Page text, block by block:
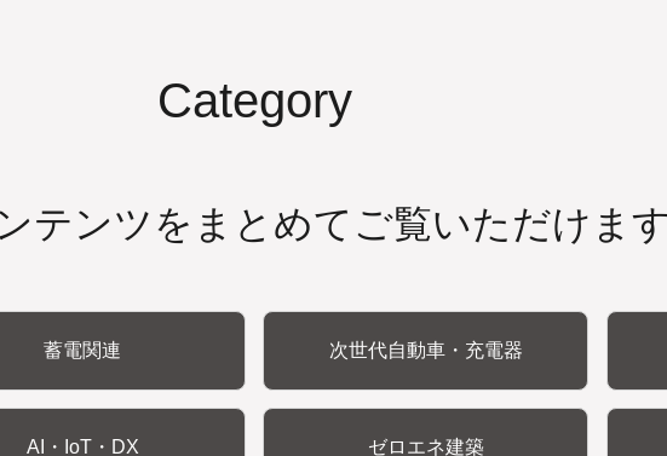
Category
テンツをまとめてご覧いただけます
蓄電関連 次世代自動車・充電器
AI・IoT・DX ゼロエネ建築